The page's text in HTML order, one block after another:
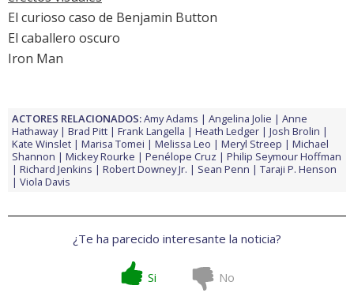
El curioso caso de Benjamin Button
El caballero oscuro
Iron Man
ACTORES RELACIONADOS:Amy Adams Angelina Jolie
Anne
Hathaway
Brad Pitt Frank Langella Heath Ledger
Josh Brolin
Kate Winslet
Marisa Tomei Melissa Leo Meryl Streep
Michael
Shannon
Mickey Rourke Penélope Cruz
Philip Seymour Hoffman
Richard Jenkins
Robert Downey Jr. Sean Penn
Taraji P. Henson
Viola Davis
¿Te ha parecido interesante la noticia?
Si No